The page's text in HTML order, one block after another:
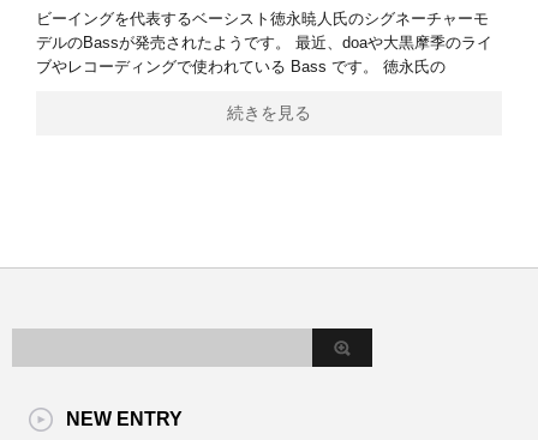
ビーイングを代表するベーシスト徳永暁人氏のシグネーチャーモ
デルのBassが発売されたようです。 最近、doaや大黒摩季のライ
ブやレコーディングで使われている Bass です。 徳永氏の
続きを見る
NEW ENTRY